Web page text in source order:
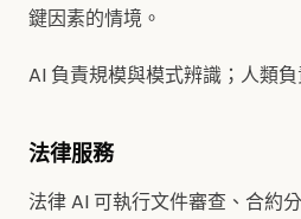
鍵因素的情境。
AI 負責規模與模式辨識；人類
法律服務
法律 AI 可執行文件審查、合約